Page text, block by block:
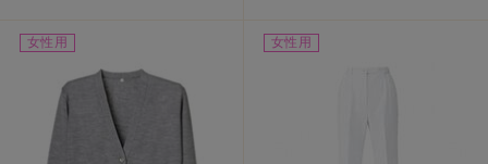
女性用 女性用